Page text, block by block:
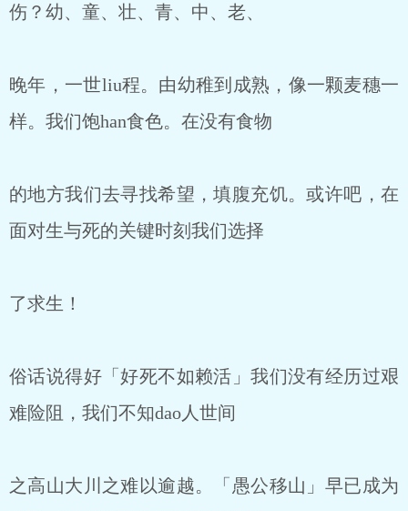
伤？幼、童、壮、青、中、老、
晚年，一世liu程。由幼稚到成熟，像一颗麦穗一
样。我们饱han食色。在没有食物
的地方我们去寻找希望，填腹充饥。或许吧，在
面对生与死的关键时刻我们选择
了求生！
俗话说得好「好死不如赖活」我们没有经历过艰
难险阻，我们不知dao人世间
之高山大川之难以逾越。「愚公移山」早已成为